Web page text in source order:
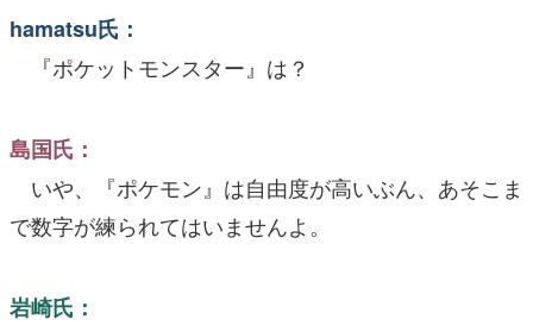
hamatsu氏：
『ポケットモンスター』は？
島国氏：
いや、『ポケモン』は自由度が高いぶん、あそこま
で数字が練られてはいませんよ。
岩崎氏：